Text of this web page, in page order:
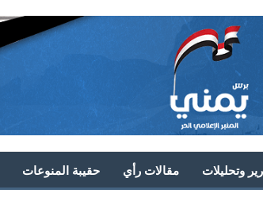
وتحليلات مقالات رأي حقيبة المنوعات